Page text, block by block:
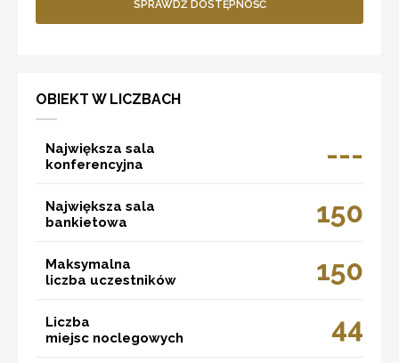
SPRAWDŹ DOSTĘPNOŚĆ
OBIEKT W LICZBACH
Największa sala
konferencyjna
---
Największa sala
bankietowa
150
Maksymalna
liczba uczestników
150
Liczba
miejsc noclegowych
44